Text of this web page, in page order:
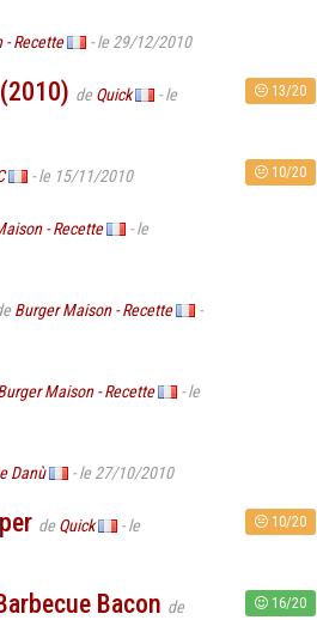
- Recette - le 29/12/2010
de Quick
- le
13/20
- le 15/11/2010 10/20
- Recette
- le
Burger Maison - Recette
-
Maison - Recette
- le
Danù - le 27/10/2010
de Quick
- le
10/20
Bacon de
16/20